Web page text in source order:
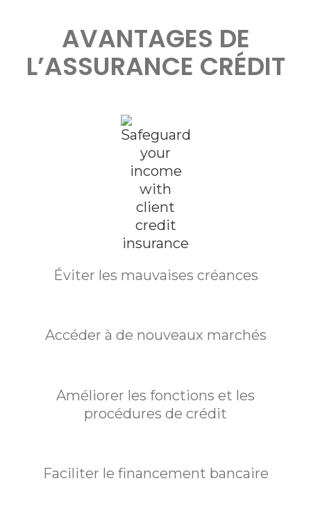
AVANTAGES DE
L’ASSURANCE CRÉDIT
Éviter les mauvaises créances
Accéder à de nouveaux marchés
Améliorer les fonctions et les
procédures de crédit
Faciliter le financement bancaire